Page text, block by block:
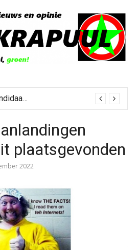
Progressieve kandidaat El-Sayed senaatskandidaat Michigan
plaatsgevonden
2022